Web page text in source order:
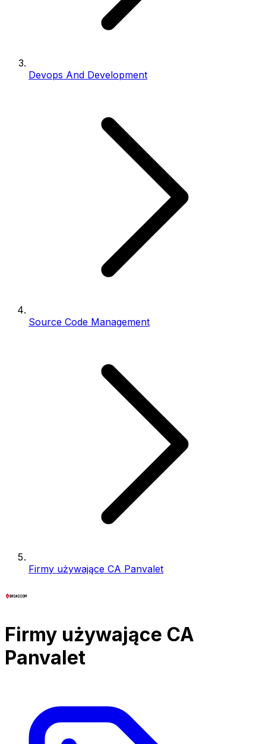
Devops And Development
Source Code Management
Firmy używające CA Panvalet
Firmy używające CA
Panvalet